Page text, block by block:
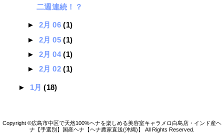
二週連続！？
► 2月 06(1)
► 2月 05(1)
► 2月 04(1)
► 2月 02(1)
► 1月(18)
広島市中区で天然100%ヘナを楽しめる美容室キャラメロ白島店・インド産ヘ
ナ【手選別】国産ヘナ【ヘナ農家直送(沖縄)】